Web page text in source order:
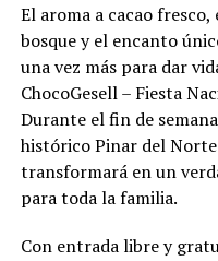
El aroma a cacao
bosque y el encanto
una vez más para dar
ChocoGesell – Fiesta
Durante el fin de
histórico Pinar del Norte
transformará en un
para toda la familia.
Con entrada libre y